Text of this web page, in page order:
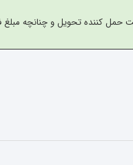
و برای شهرستانها به شرکت حمل کننده تحویل